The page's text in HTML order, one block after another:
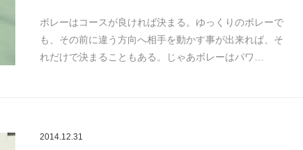
ボレーはコースが良ければ決まる。ゆっくりのボレーで
も、その前に違う方向へ相手を動かす事が出来れば、そ
れだけで決まることもある。じゃあボレーはパワ…
2014.12.31